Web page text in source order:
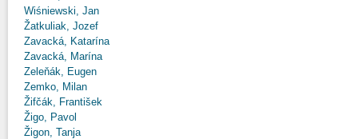
Wiśniewski, Jan
Žatkuliak, Jozef
Zavacká, Katarína
Zavacká, Marína
Zeleňák, Eugen
Zemko, Milan
Žifčák, František
Žigo, Pavol
Žigon, Tanja